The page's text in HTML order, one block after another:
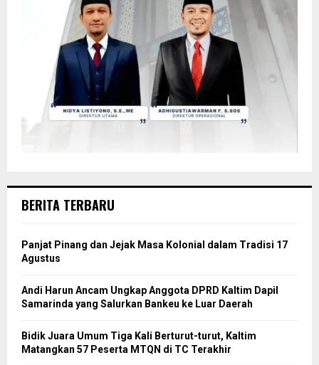
BERITA TERBARU
Panjat Pinang dan Jejak Masa Kolonial dalam Tradisi 17
Agustus
Andi Harun Ancam Ungkap Anggota DPRD Kaltim Dapil
Samarinda yang Salurkan Bankeu ke Luar Daerah
Bidik Juara Umum Tiga Kali Berturut-turut, Kaltim
Matangkan 57 Peserta MTQN di TC Terakhir